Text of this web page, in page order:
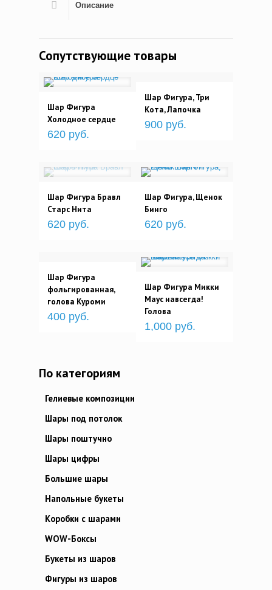
Описание
Сопутствующие товары
Шар Фигура
Холодное сердце
620 руб.
Шар Фигура, Три
Кота, Лапочка
900 руб.
Шар Фигура Бравл
Старс Нита
620 руб.
Шар Фигура, Щенок
Бинго
620 руб.
Шар Фигура
фольгированная,
голова Куроми
400 руб.
Шар Фигура Микки
Маус навсегда!
Голова
1,000 руб.
По категориям
Гелиевые композиции
Шары под потолок
Шары поштучно
Шары цифры
Большие шары
Напольные букеты
Коробки с шарами
WOW-Боксы
Букеты из шаров
Фигуры из шаров